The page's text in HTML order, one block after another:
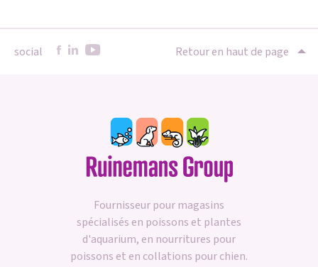
social Retour en haut de page
Fournisseur pour magasins
spécialisés en poissons et plantes
d'aquarium, en nourritures pour
poissons et en collations pour chien.